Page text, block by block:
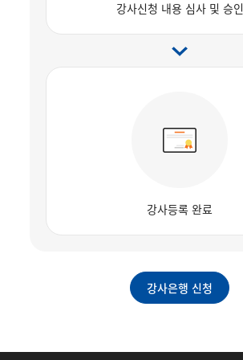
강사신청 내용 심사 및 승인
강사등록 완료
강사은행 신청